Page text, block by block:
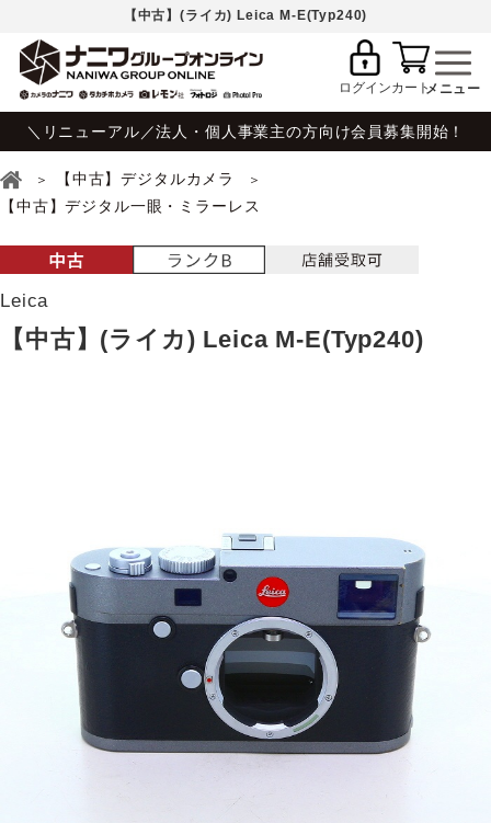
【中古】(ライカ) Leica M-E(Typ240)
ログインカート
＼リニューアル／法人・個人事業主の方向け会員募集開始！
【中古】デジタルカメラ
【中古】デジタル一眼・ミラーレス
Leica
【中古】(ライカ) Leica M-E(Typ240)